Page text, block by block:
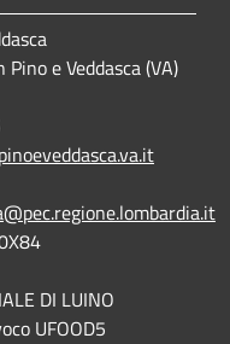
e Veddasca (VA)
DI LUINO
UFOOD5